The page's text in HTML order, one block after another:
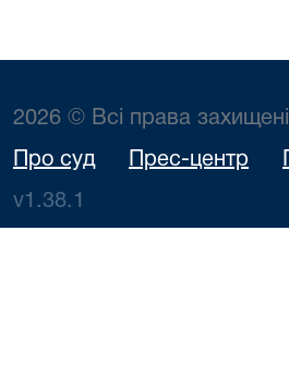
2026 © Всі права захищені
Про суд Прес-центр
v1.38.1